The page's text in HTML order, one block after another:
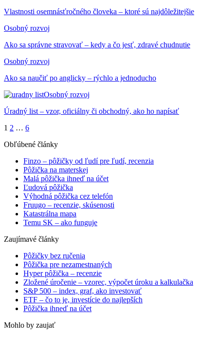
Vlastnosti osemnásťročného človeka – ktoré sú najdôležitejšie
Osobný rozvoj
Ako sa správne stravovať – kedy a čo jesť, zdravé chudnutie
Osobný rozvoj
Ako sa naučiť po anglicky – rýchlo a jednoducho
Osobný rozvoj
Úradný list – vzor, oficiálny či obchodný, ako ho napísať
1 2 … 6
Obľúbené články
Finzo – pôžičky od ľudí pre ľudí, recenzia
Pôžička na materskej
Malá pôžička ihneď na účet
Ľudová pôžička
Výhodná pôžička cez telefón
Fruugo – recenzie, skúsenosti
Katastrálna mapa
Temu SK – ako funguje
Zaujímavé články
Pôžičky bez ručenia
Pôžička pre nezamestnaných
Hyper pôžička – recenzie
Zložené úročenie – vzorec, výpočet úroku a kalkulačka
S&P 500 – index, graf, ako investovať
ETF – čo to je, investície do najlepších
Pôžička ihneď na účet
Mohlo by zaujať